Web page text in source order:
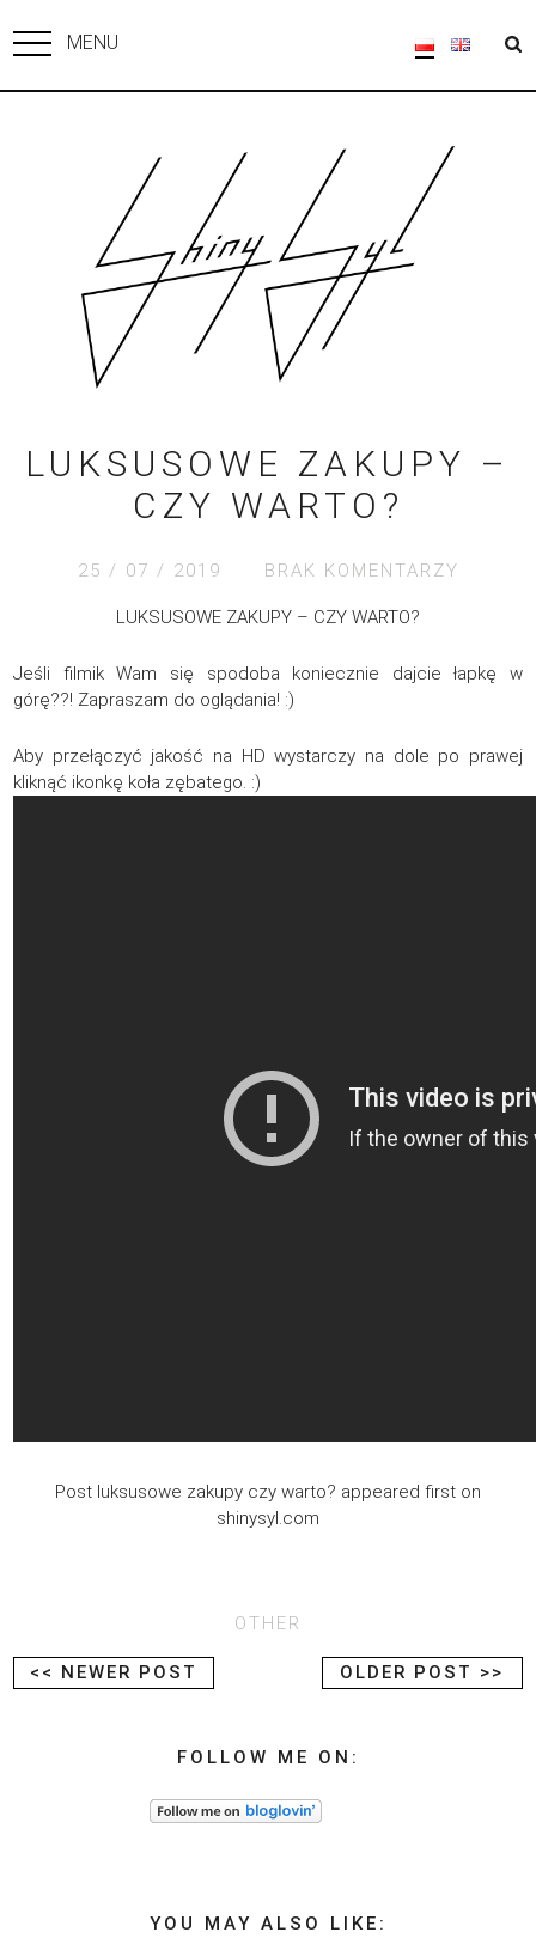
MENU
LUKSUSOWE ZAKUPY –
CZY WARTO?
25 / 07 / 2019 BRAK KOMENTARZY
LUKSUSOWE ZAKUPY – CZY WARTO?
Jeśli filmik Wam się spodoba koniecznie dajcie łapkę w
górę??! Zapraszam do oglądania! :)
Aby przełączyć jakość na HD wystarczy na dole po prawej
kliknąć ikonkę koła zębatego. :)
Post luksusowe zakupy czy warto? appeared first on
shinysyl.com
OTHER
<< NEWER POST OLDER POST >>
FOLLOW ME ON:
YOU MAY ALSO LIKE: